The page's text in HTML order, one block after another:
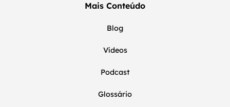
Mais Conteúdo
Blog
Vídeos
Podcast
Glossário